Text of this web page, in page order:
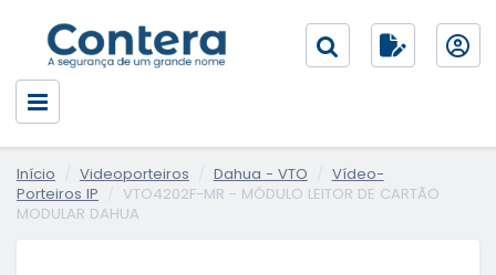
Início Videoporteiros Dahua - VTO
Vídeo-
Porteiros IP
VTO4202F-MR - MÓDULO LEITOR DE CARTÃO
MODULAR DAHUA